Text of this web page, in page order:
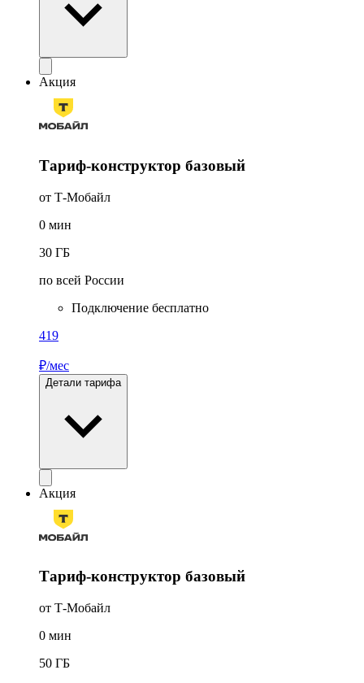
Акция
Тариф-конструктор базовый
от Т‑Мобайл
0 мин
30 ГБ
по всей России
Подключение бесплатно
419
₽/мес
Детали тарифа
Акция
Тариф-конструктор базовый
от Т‑Мобайл
0 мин
50 ГБ